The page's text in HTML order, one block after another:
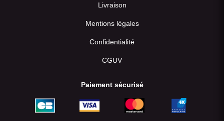
Livraison
Mentions légales
Confidentialité
CGUV
Paiement sécurisé